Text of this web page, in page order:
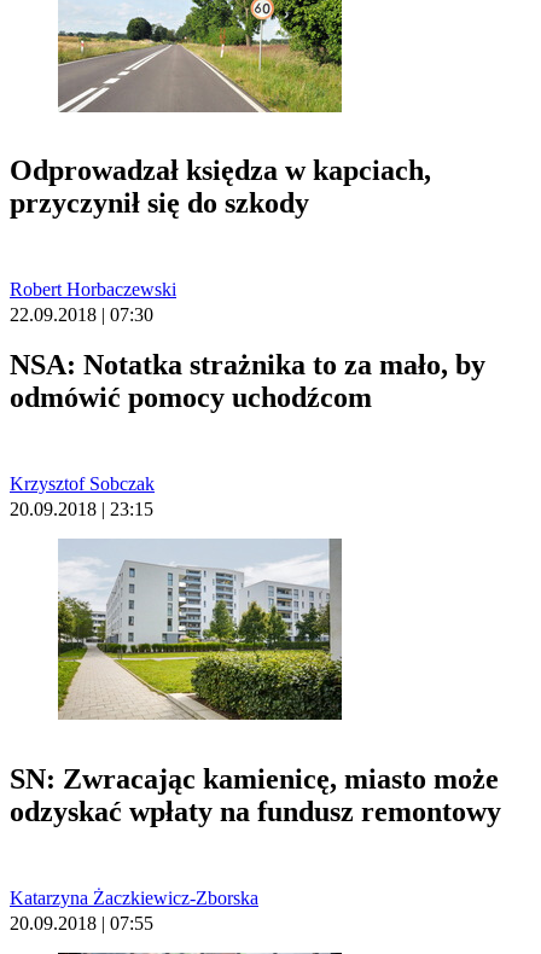
Odprowadzał księdza w kapciach,
przyczynił się do szkody
Robert Horbaczewski
22.09.2018 | 07:30
NSA: Notatka strażnika to za mało, by
odmówić pomocy uchodźcom
Krzysztof Sobczak
20.09.2018 | 23:15
SN: Zwracając kamienicę, miasto może
odzyskać wpłaty na fundusz remontowy
Katarzyna Żaczkiewicz-Zborska
20.09.2018 | 07:55